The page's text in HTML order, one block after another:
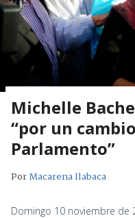
Michelle
“por un
Parlamento”
PorMacarena Ilabaca
Domingo 10 noviembre de